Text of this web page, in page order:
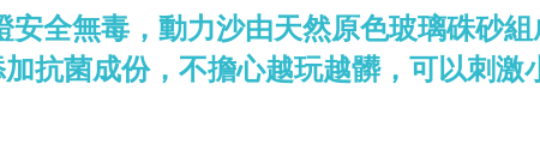
安全無毒，動力沙由天然原色玻璃硃砂
抗菌成份，不擔心越玩越髒，可以刺激